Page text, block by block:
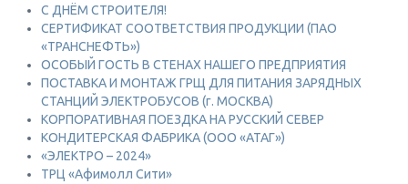
С ДНЁМ СТРОИТЕЛЯ!
СЕРТИФИКАТ СООТВЕТСТВИЯ ПРОДУКЦИИ (ПАО
«ТРАНСНЕФТЬ»)
ОСОБЫЙ ГОСТЬ В СТЕНАХ НАШЕГО ПРЕДПРИЯТИЯ
ПОСТАВКА И МОНТАЖ ГРЩ ДЛЯ ПИТАНИЯ ЗАРЯДНЫХ
СТАНЦИЙ ЭЛЕКТРОБУСОВ (г. МОСКВА)
КОРПОРАТИВНАЯ ПОЕЗДКА НА РУССКИЙ СЕВЕР
КОНДИТЕРСКАЯ ФАБРИКА (ООО «АТАГ»)
«ЭЛЕКТРО – 2024»
ТРЦ «Афимолл Сити»